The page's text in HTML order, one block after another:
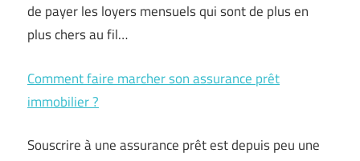
de payer les loyers mensuels qui sont de plus en
plus chers au fil…
Comment faire marcher son assurance prêt
immobilier ?
Souscrire à une assurance prêt est depuis peu une